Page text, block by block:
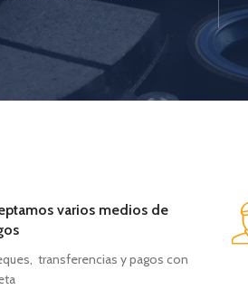
varios medios de
transferencias y pagos con